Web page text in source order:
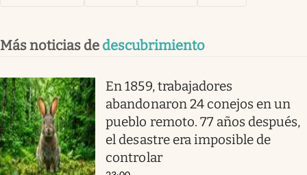
Más noticias de descubrimiento
En 1859, trabajadores
abandonaron 24 conejos en un
pueblo remoto. 77 años después,
el desastre era imposible de
controlar